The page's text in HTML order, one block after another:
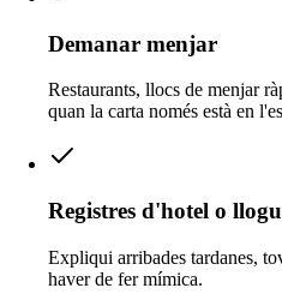
Demanar menjar
Restaurants, llocs de menjar
quan la carta només està en
Registres d'hotel o
Expliqui arribades tardanes,
haver de fer mímica.